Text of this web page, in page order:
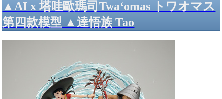
▲AI x 塔哇歐瑪司Twa‘omas トワオマス
第四款模型 ▲達悟族 Tao